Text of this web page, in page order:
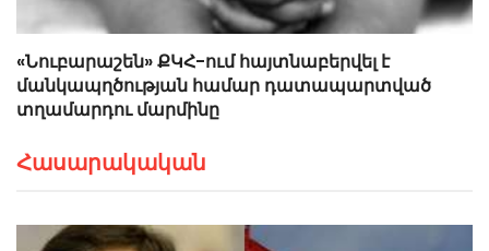
«Նուբարաշեն» ՔԿՀ-ում հայտնաբերվել է
մանկապղծության համար դատապարտված
տղամարդու մարմինը
Հասարակական